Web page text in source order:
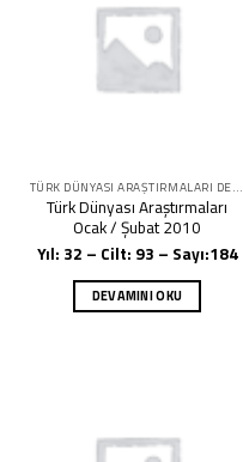
TÜRK DÜNYASI ARAŞTIRMALARI DERGISI
Türk Dünyası Araştırmaları
Ocak / Şubat 2010
Yıl: 32 – Cilt: 93 – Sayı:184
DEVAMINI OKU